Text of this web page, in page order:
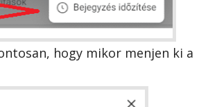
hogy mikor menjen ki a